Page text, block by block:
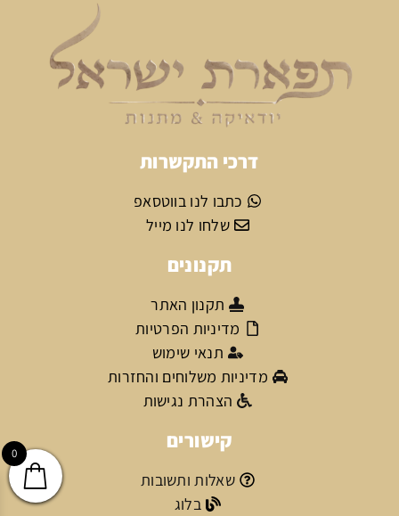
דרכי התקשרות
כתבו לנו בווטסאפ
שלחו לנו מייל
תקנונים
תקנון האתר
מדיניות הפרטיות
תנאי שימוש
מדיניות משלוחים והחזרות
הצהרת נגישות
קישורים
שאלות ותשובות
בלוג
0